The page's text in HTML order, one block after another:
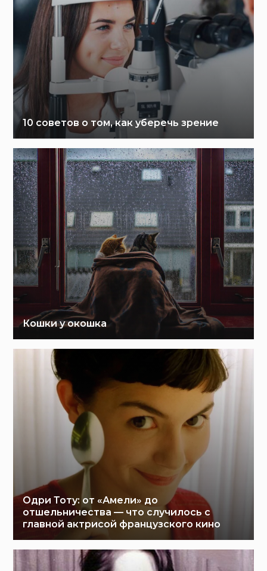
10 советов о том, как уберечь зрение
Кошки у окошка
Одри Тоту: от «Амели» до
отшельничества — что случилось с
главной актрисой французского кино